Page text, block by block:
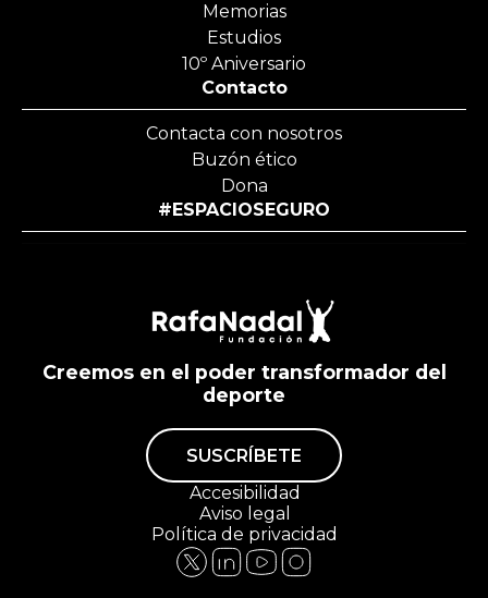
Memorias
Estudios
10º Aniversario
Contacto
Contacta con nosotros
Buzón ético
Dona
#ESPACIOSEGURO
Creemos en el poder transformador del
deporte
SUSCRÍBETE
Accesibilidad
Aviso legal
Política de privacidad